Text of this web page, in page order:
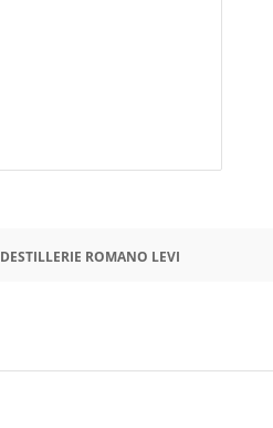
DESTILLERIE ROMANO LEVI